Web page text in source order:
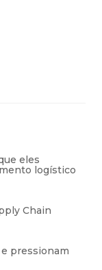
eles
logístico
Chain
pressionam